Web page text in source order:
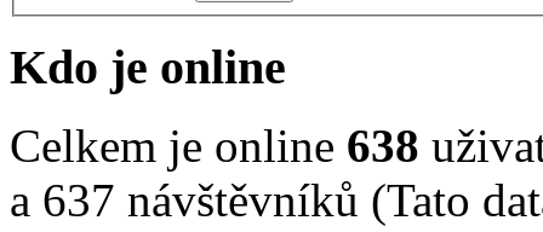
Kdo je online
Celkem je online 638
a 637 návštěvníků (Tato